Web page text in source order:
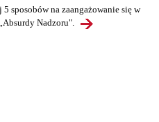
5 sposobów na zaangażowanie się w
Nadzoru".